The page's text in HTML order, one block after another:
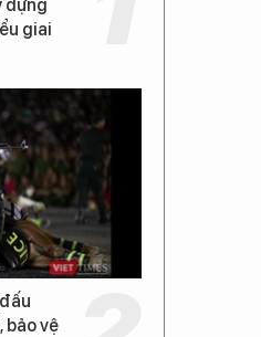
dựng
giai
bảo vệ